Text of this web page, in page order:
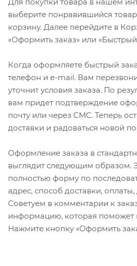
выберите понравившийся товар
корзину. Далее перейдите в
«Оформить заказ» или «Быстрый
Когда оформляете быстрый
телефон и e-mail. Вам
уточнит условия заказа. По
вам придет подтверждение
почту или через СМС. Теперь
доставки и радоваться новой
Оформление заказа в
выглядит следующим образом.
полностью форму по
адрес, способ доставки,
Советуем в комментарии к
информацию, которая поможет
Нажмите кнопку «Оформить